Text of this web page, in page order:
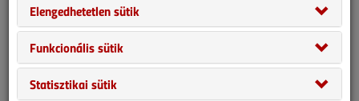
2011 óta foglalkozik a hővissza nyerős szellőzés termékeinek
tervezésével, forgalmazásával, kivitelezésével. Az azóta eltelt idő
alatt több ezer otthonban szereztünk tapasz talatokat a lakássz
ellőzésről. A Zehnder a nyugat-európa i piac vezető vállalata a
lakássz ellőzés területén, olyan innovációk fűződnek a nevéhez,
Elengedhetetlen sütik
Funkcionális sütik
Statisztikai sütik